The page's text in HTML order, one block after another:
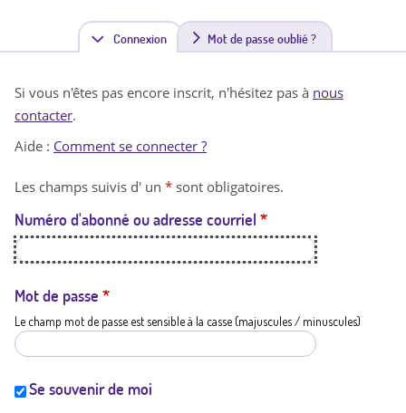
Connexion(
n
t
a
t
i
Mot de passe oublié ?
Si vous n'êtes pas encore inscrit, n'hésitez pas à nous
contacter.
Aide : Comment se connecter ?
Les champs suivis d' un * sont obligatoires.
Numéro d'abonné ou adresse courriel *
Mot de passe *
Le champ mot de passe est sensible à la casse (majuscules / minuscules)
Se souvenir de moi